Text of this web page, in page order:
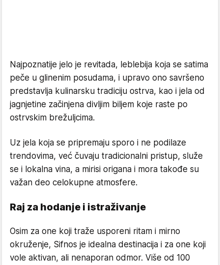
Najpoznatije jelo je revitada, leblebija koja se satima
peče u glinenim posudama, i upravo ono savršeno
predstavlja kulinarsku tradiciju ostrva, kao i jela od
jagnjetine začinjena divljim biljem koje raste po
ostrvskim brežuljcima.
Uz jela koja se pripremaju sporo i ne podilaze
trendovima, već čuvaju tradicionalni pristup, služe
se i lokalna vina, a mirisi origana i mora takođe su
važan deo celokupne atmosfere.
Raj za hodanje i istraživanje
Osim za one koji traže usporeni ritam i mirno
okruženje, Sifnos je idealna destinacija i za one koji
vole aktivan, ali nenaporan odmor. Više od 100